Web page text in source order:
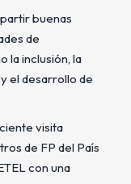
buenas
de
la inclusión, la
el desarrollo de
visita
de FP del País
con una